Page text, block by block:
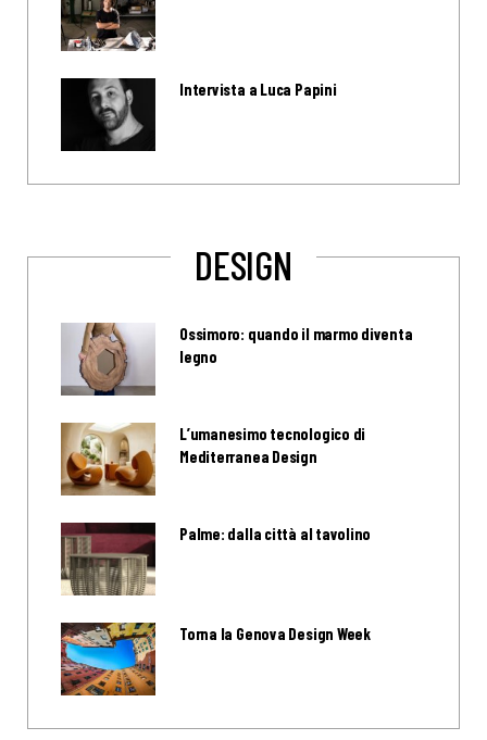
Intervista a Luca Papini
DESIGN
Ossimoro: quando il marmo diventa
legno
L’umanesimo tecnologico di
Mediterranea Design
Palme: dalla città al tavolino
Torna la Genova Design Week